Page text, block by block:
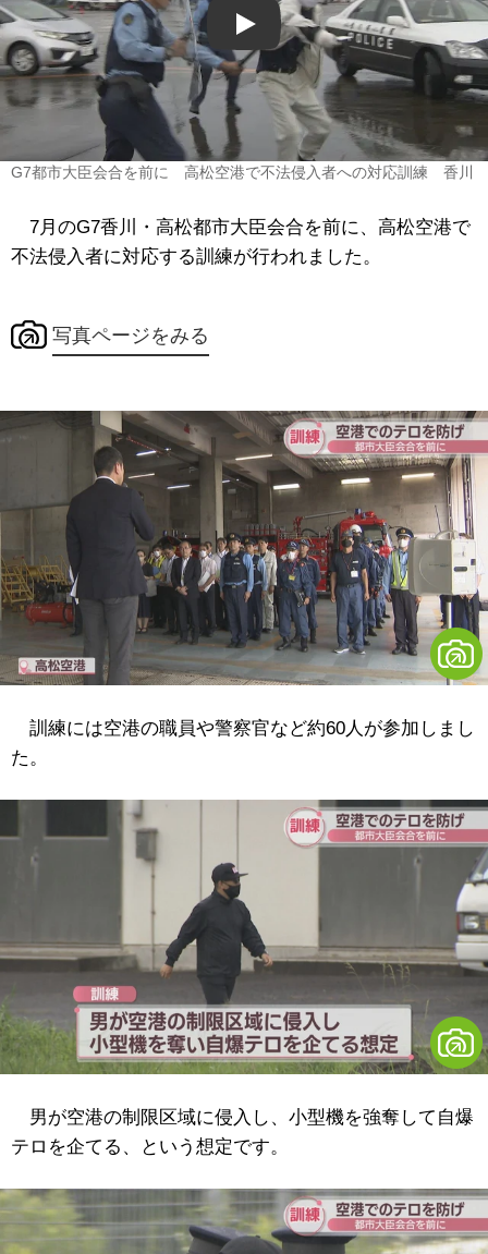
Play
G7都市大臣会合を前に 高松空港で不法侵入者への対応訓練 香川
7月のG7香川・高松都市大臣会合を前に、高松空港で
不法侵入者に対応する訓練が行われました。
写真ページをみる
訓練には空港の職員や警察官など約60人が参加しまし
た。
男が空港の制限区域に侵入し、小型機を強奪して自爆
テロを企てる、という想定です。